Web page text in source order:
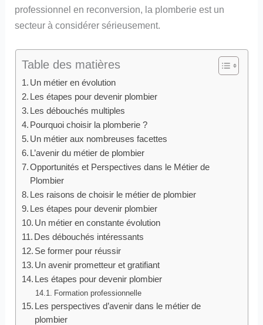
professionnel en reconversion, la plomberie est un
secteur à considérer sérieusement.
Table des matières
Un métier en évolution
Les étapes pour devenir plombier
Les débouchés multiples
Pourquoi choisir la plomberie ?
Un métier aux nombreuses facettes
L’avenir du métier de plombier
Opportunités et Perspectives dans le Métier de
Plombier
Les raisons de choisir le métier de plombier
Les étapes pour devenir plombier
Un métier en constante évolution
Des débouchés intéressants
Se former pour réussir
Un avenir prometteur et gratifiant
Les étapes pour devenir plombier
Formation professionnelle
Les perspectives d’avenir dans le métier de
plombier